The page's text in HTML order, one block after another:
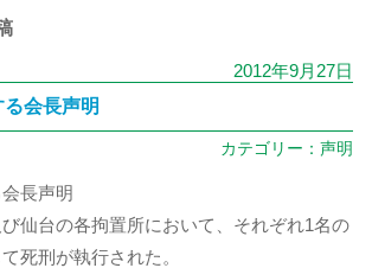
2012年9月27日
会長声明
カテゴリー： 声明
長声明
仙台の各拘置所において、それぞれ1名の
死刑が執行された。